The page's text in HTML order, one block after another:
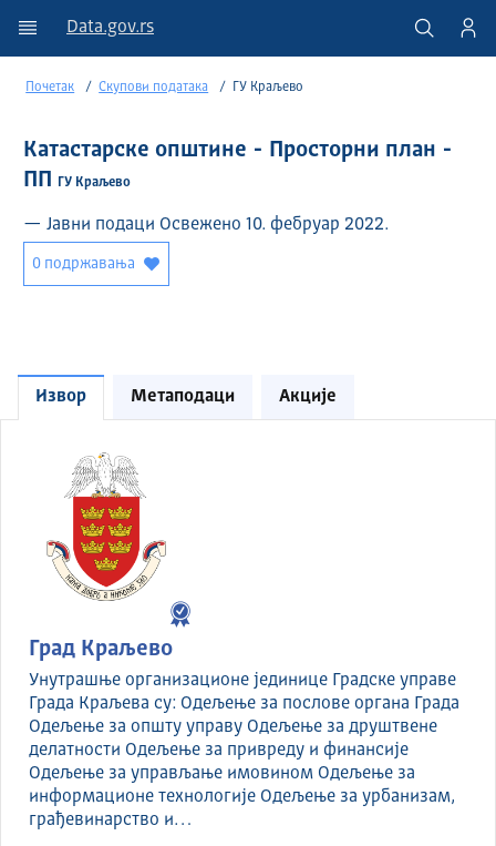
Data.gov.rs
Почетак Скупови података ГУ Краљево
Катастарске општине - Просторни план -
ПП
ГУ Краљево
— Јавни подаци Освежено 10. фебруар 2022.
0 подржавања
Извор Метаподаци Акције
Град Краљево
Унутрашње организационе јединице Градске управе
Града Краљева су: Одељење за послове органа Града
Одељење за општу управу Одељење за друштвене
делатности Одељење за привреду и финансије
Одељење за управљање имовином Одељење за
информационе технологије Одељење за урбанизам,
грађевинарство и…